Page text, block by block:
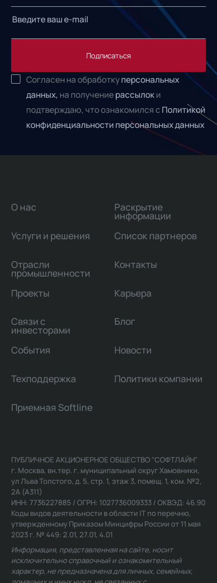
Подписаться
Согласен на обработкуперсональных
данных, на получениерассылоки
подтверждаю, что ознакомился с Политикой
конфиденциальности персональных данных
О нас
Услуги и решения
Отрасли
промышленности
Проекты
Связи с
инвесторами
Раскрытие
информации
Список партнеров
Контакты
Карьера
Блог
События Новости
Техподдержка Политики компании
Приемная Softline
ПУБЛИЧНОЕ АКЦИОНЕРНОЕ ОБЩЕСТВО "СОФТЛАЙН"
г. Москва, вн.тер. г. муниципальный округ Хамовники,
ул Льва Толстого, д. 5, стр. 1, этаж 3, помещ. 1, ком. №2,
2А (А311)
ИНН: 7736227885 / ОГРН: 1027736009333 / ОКВЭД: 46.90
Коды видов деятельности в области IT по перечню,
утвержденному Приказом Минцифры России от 11 мая
2023 г. № 449: 2.01, 27.01, 4.01
Информация, представленная на сайте, носит
исключительно справочный и ознакомительный
характер, не предназначена для личных, семейных,